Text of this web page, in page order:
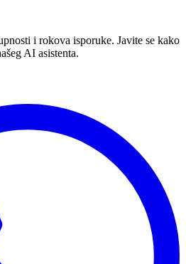
i rokova isporuke. Javite se kako
AI asistenta.